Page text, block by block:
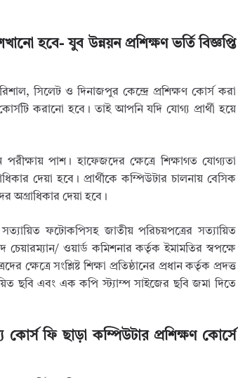
হবে- যুব উন্নয়ন প্রশিক্ষণ ভর্তি বিজ্ঞপ্তি
সিলেট ও দিনাজপুর কেন্দ্রে প্রশিক্ষণ কোর্স করা
করানো হবে। তাই আপনি যদি যোগ্য প্রার্থী হয়ে
পাশ। হাফেজদের ক্ষেত্রে শিক্ষাগত যোগ্যতা
দেয়া হবে। প্রার্থীকে কম্পিউটার চালনায় বেসিক
অগ্রাধিকার দেয়া হবে।
ফটোকপিসহ জাতীয় পরিচয়পত্রের সত্যায়িত
ওয়ার্ড কমিশনার কর্তৃক ইমামতির স্বপক্ষে
ক্ষেত্রে সংশ্লিষ্ট শিক্ষা প্রতিষ্ঠানের প্রধান কর্তৃক প্রদত্ত
ছবি এবং এক কপি স্ট্যাম্প সাইজের ছবি জমা দিতে
ফি ছাড়া কম্পিউটার প্রশিক্ষণ কোর্সে